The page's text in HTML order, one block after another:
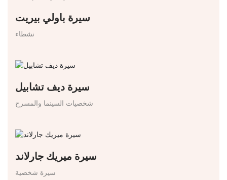
سيرة باولي بيريت
نشطاء
سيرة ديف تشابيل
شخصيات السينما والمسرح
سيرة ميريك جارلاند
سيرة شخصية